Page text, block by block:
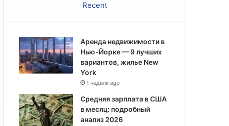
Recent
Аренда недвижимости в
Нью-Йорке — 9 лучших
вариантов, жилье New
York
1 неделя ago
Средняя зарплата в США
в месяц: подробный
анализ 2026